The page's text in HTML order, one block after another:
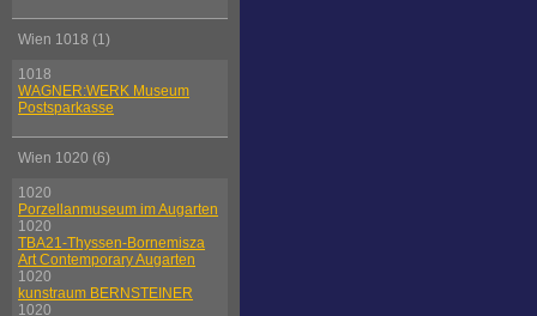
Wien 1018 (1)
1018
WAGNER:WERK Museum
Postsparkasse
Wien 1020 (6)
1020
Porzellanmuseum im Augarten
1020
TBA21-Thyssen-Bornemisza
Art Contemporary Augarten
1020
kunstraum BERNSTEINER
1020